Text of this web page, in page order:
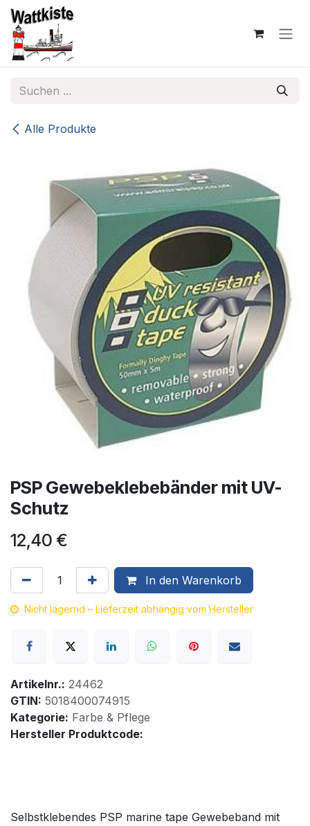
Zum Inhalt springen
Alle Produkte
PSP Gewebeklebebänder mit UV-
Schutz
12,40 €
In den Warenkorb
Nicht lagernd – Lieferzeit abhängig vom Hersteller
Artikelnr.: 24462
GTIN: 5018400074915
Kategorie: Farbe & Pflege
Hersteller Produktcode:
Selbstklebendes PSP marine tape Gewebeband mit